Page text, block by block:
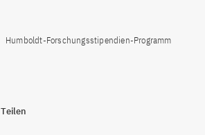
Humboldt-Forschungsstipendien-Programm
Teilen